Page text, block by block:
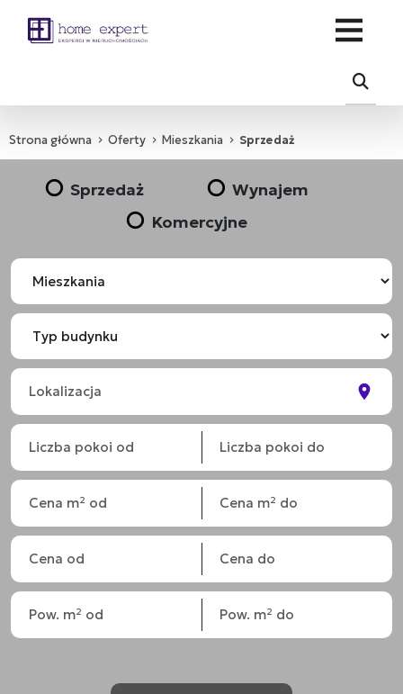
Strona główna Oferty Mieszkania Sprzedaż
Sprzedaż
Wynajem
Komercyjne